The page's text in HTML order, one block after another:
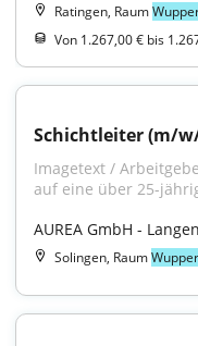
Ratingen, Raum
Von 1.267,00 € bis
Schichtleiter (m/
Imagetext /
auf eine über 25-
AUREA GmbH -
Solingen, Raum